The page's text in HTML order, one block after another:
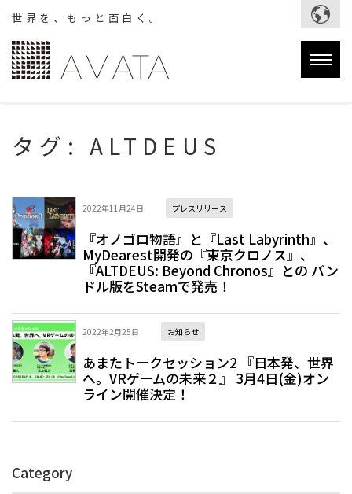
世界を、もっと面白く。
タグ:ALTDEUS
2022年11月24日 プレスリリース
『オノゴロ物語』と『Last Labyrinth』、
MyDearest開発の『東京クロノス』、
『ALTDEUS: Beyond Chronos』との バン
ドル版をSteamで発売！
2022年2月25日 お知らせ
あまたトークセッション2 『日本発、世界
へ。VRゲームの未来２』 3月4日(金)オン
ライン開催決定！
Category